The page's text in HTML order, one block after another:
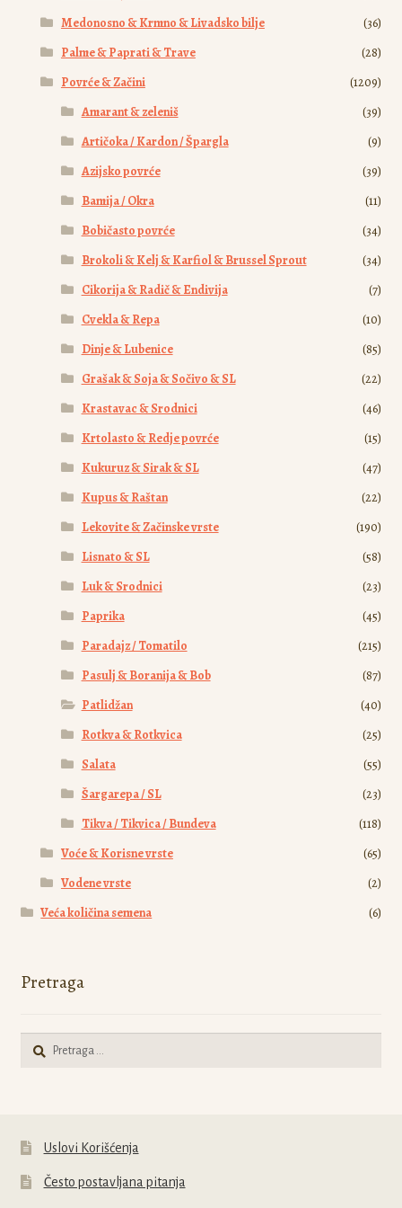
Medonosno & Krmno & Livadsko bilje
(36)
Palme & Paprati & Trave
(28)
Povrće & Začini
(1209)
Amarant & zeleniš
(39)
Artičoka / Kardon / Špargla
(9)
Azijsko povrće
(39)
Bamija / Okra
(11)
Bobičasto povrće
(34)
Brokoli & Kelj & Karfiol & Brussel Sprout
(34)
Cikorija & Radič & Endivija
(7)
Cvekla & Repa
(10)
Dinje & Lubenice
(85)
Grašak & Soja & Sočivo & SL
(22)
Krastavac & Srodnici
(46)
Krtolasto & Redje povrće
(15)
Kukuruz & Sirak & SL
(47)
Kupus & Raštan
(22)
Lekovite & Začinske vrste
(190)
Lisnato & SL
(58)
Luk & Srodnici
(23)
Paprika
(45)
Paradajz / Tomatilo
(215)
Pasulj & Boranija & Bob
(87)
Patlidžan
(40)
Rotkva & Rotkvica
(25)
Salata
(55)
Šargarepa / SL
(23)
Tikva / Tikvica / Bundeva
(118)
Voće & Korisne vrste
(65)
Vodene vrste
(2)
Veća količina semena
(6)
Pretraga
Pretraga
Uslovi Korišćenja
Često postavljana pitanja